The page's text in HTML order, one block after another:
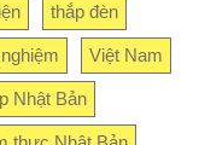
thắp đèn
Việt Nam
Nhật Bản